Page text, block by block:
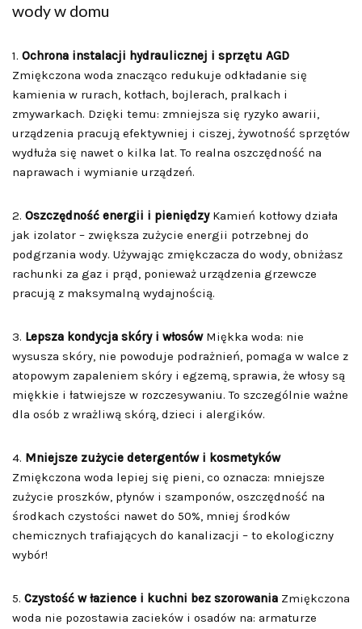
wody w domu
1. Ochrona instalacji hydraulicznej i sprzętu AGD
Zmiękczona woda znacząco redukuje odkładanie się
kamienia w rurach, kotłach, bojlerach, pralkach i
zmywarkach. Dzięki temu: zmniejsza się ryzyko awarii,
urządzenia pracują efektywniej i ciszej, żywotność sprzętów
wydłuża się nawet o kilka lat. To realna oszczędność na
naprawach i wymianie urządzeń.
2. Oszczędność energii i pieniędzyKamień kotłowy działa
jak izolator – zwiększa zużycie energii potrzebnej do
podgrzania wody. Używając zmiękczacza do wody, obniżasz
rachunki za gaz i prąd, ponieważ urządzenia grzewcze
pracują z maksymalną wydajnością.
3. Lepsza kondycja skóry i włosówMiękka woda: nie
wysusza skóry, nie powoduje podrażnień, pomaga w walce z
atopowym zapaleniem skóry i egzemą, sprawia, że włosy są
miękkie i łatwiejsze w rozczesywaniu. To szczególnie ważne
dla osób z wrażliwą skórą, dzieci i alergików.
4. Mniejsze zużycie detergentów i kosmetyków
Zmiękczona woda lepiej się pieni, co oznacza: mniejsze
zużycie proszków, płynów i szamponów, oszczędność na
środkach czystości nawet do 50%, mniej środków
chemicznych trafiających do kanalizacji – to ekologiczny
wybór!
5. Czystość w łazience i kuchni bez szorowania Zmiękczona
woda nie pozostawia zacieków i osadów na: armaturze